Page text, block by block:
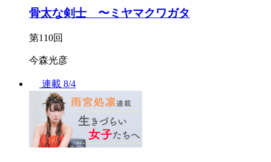
骨太な剣士 〜ミヤマクワガタ
第110回
今森光彦
連載 8/4